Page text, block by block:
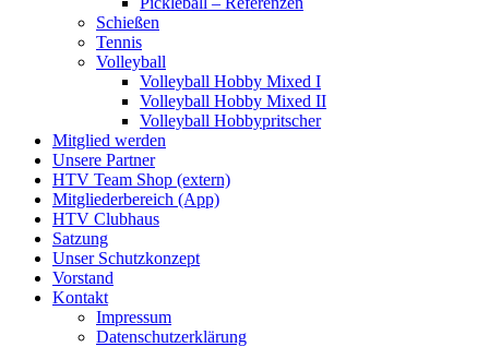
Schießen
Tennis
Volleyball
Volleyball Hobby Mixed I
Volleyball Hobby Mixed II
Volleyball Hobbypritscher
Mitglied werden
Unsere Partner
HTV Team Shop (extern)
Mitgliederbereich (App)
HTV Clubhaus
Satzung
Unser Schutzkonzept
Vorstand
Kontakt
Impressum
Datenschutzerklärung